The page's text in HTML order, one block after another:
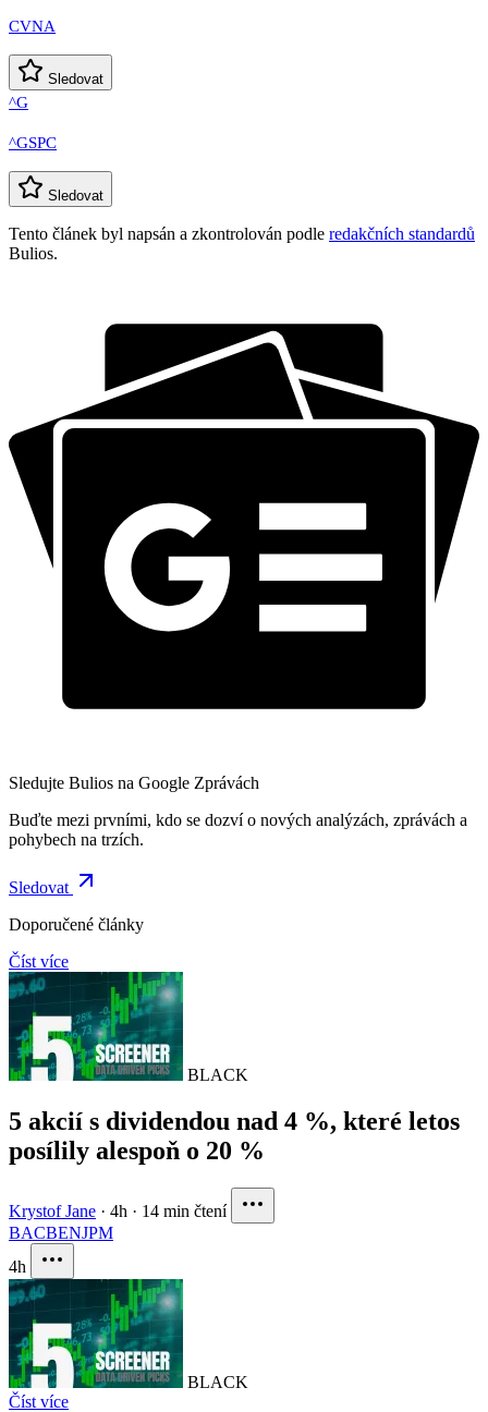
CVNA
Sledovat
^G
^GSPC
Sledovat
Tento článek byl napsán a zkontrolován podle redakčních standardů
Bulios.
Sledujte Bulios na Google Zprávách
Buďte mezi prvními, kdo se dozví o nových analýzách, zprávách a
pohybech na trzích.
Sledovat
Doporučené články
Číst více
BLACK
5 akcií s dividendou nad 4 %, které letos
posílily alespoň o 20 %
Krystof Jane · 4h · 14 min čtení
BACBENJPM
4h
BLACK
Číst více